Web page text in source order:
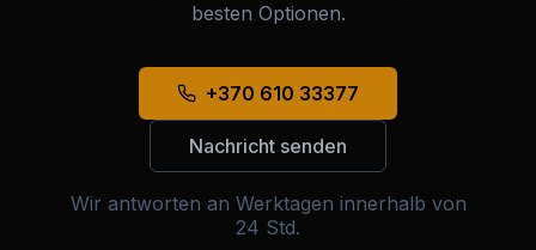
besten Optionen.
+370 610 33377
Nachricht senden
Wir antworten an Werktagen innerhalb von
24 Std.